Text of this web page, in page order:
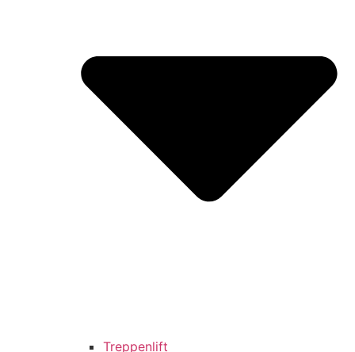
Treppenlift